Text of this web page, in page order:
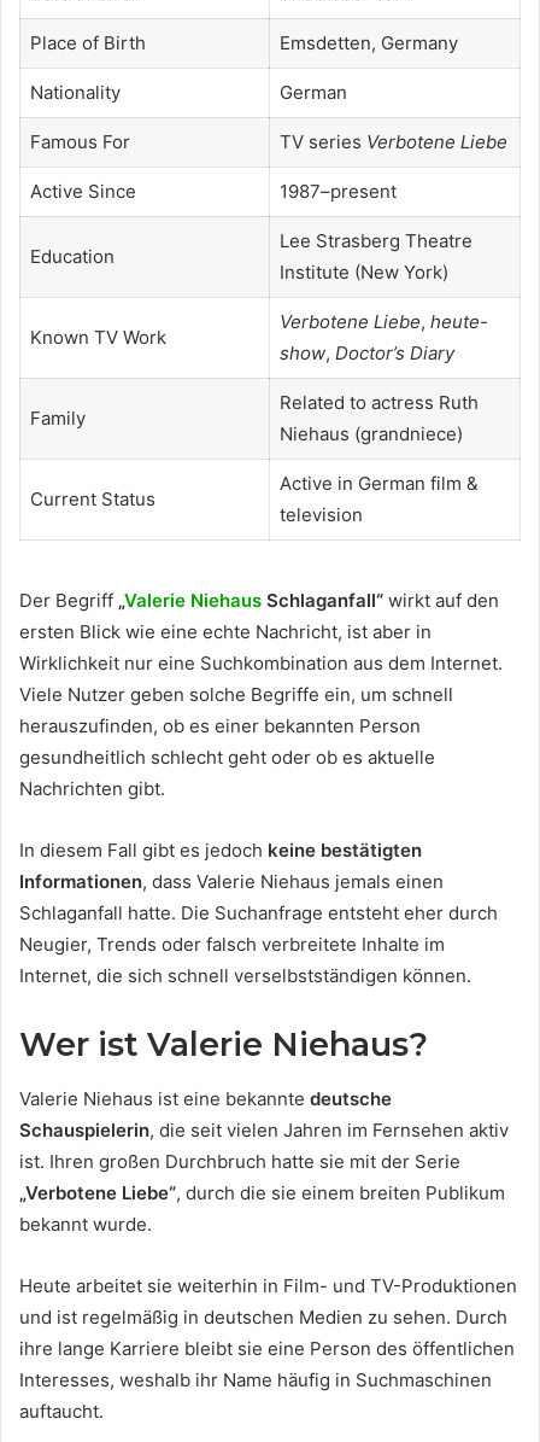
Place of Birth Emsdetten, Germany
Nationality German
Famous For TV series Verbotene Liebe
Active Since 1987–present
Education
Lee Strasberg Theatre
Institute (New York)
Known TV Work
Verbotene Liebe, heute-
show, Doctor’s Diary
Family
Related to actress Ruth
Niehaus (grandniece)
Current Status
Active in German film &
television
Der Begriff „Valerie Niehaus Schlaganfall“ wirkt auf den
ersten Blick wie eine echte Nachricht, ist aber in
Wirklichkeit nur eine Suchkombination aus dem Internet.
Viele Nutzer geben solche Begriffe ein, um schnell
herauszufinden, ob es einer bekannten Person
gesundheitlich schlecht geht oder ob es aktuelle
Nachrichten gibt.
In diesem Fall gibt es jedoch keine bestätigten
Informationen, dass Valerie Niehaus jemals einen
Schlaganfall hatte. Die Suchanfrage entsteht eher durch
Neugier, Trends oder falsch verbreitete Inhalte im
Internet, die sich schnell verselbstständigen können.
Wer ist Valerie Niehaus?
Valerie Niehaus ist eine bekannte deutsche
Schauspielerin, die seit vielen Jahren im Fernsehen aktiv
ist. Ihren großen Durchbruch hatte sie mit der Serie
„Verbotene Liebe“, durch die sie einem breiten Publikum
bekannt wurde.
Heute arbeitet sie weiterhin in Film- und TV-Produktionen
und ist regelmäßig in deutschen Medien zu sehen. Durch
ihre lange Karriere bleibt sie eine Person des öffentlichen
Interesses, weshalb ihr Name häufig in Suchmaschinen
auftaucht.